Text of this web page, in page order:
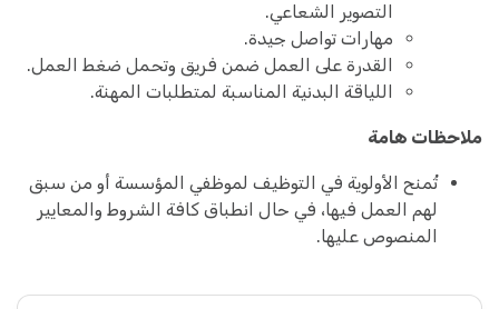
التصوير الشعاعي.
مهارات تواصل جيدة.
القدرة على العمل ضمن فريق وتحمل ضغط العمل.
اللياقة البدنية المناسبة لمتطلبات المهنة.
ملاحظات هامة
تُمنح الأولوية في التوظيف لموظفي المؤسسة أو من سبق
لهم العمل فيها، في حال انطباق كافة الشروط والمعايير
المنصوص عليها.